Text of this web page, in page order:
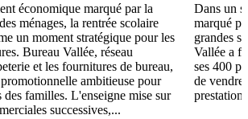
économique marqué par la
ménages, la rentrée scolaire
un moment stratégique pour les
Bureau Vallée, réseau
et les fournitures de bureau,
ambitieuse pour
des familles. L'enseigne mise sur
successives,...
Dans un
marqué
grandes
Vallée a
ses 400
de vendre